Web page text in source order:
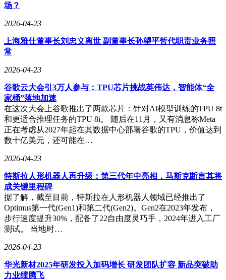
场？
2026-04-23
上海雅仕董事长刘忠义离世 副董事长孙望平暂代职责业务照
常
2026-04-23
谷歌云大会引3万人参与：TPU芯片挑战英伟达，智能体“全
家桶”落地加速
在这次大会上谷歌推出了两款芯片：针对AI模型训练的TPU 8t
和更适合推理任务的TPU 8i。 随后在11月，又有消息称Meta
正在考虑从2027年起在其数据中心部署谷歌的TPU，价值达到
数十亿美元，还可能在…
2026-04-23
特斯拉人形机器人再升级：第三代年中亮相，马斯克断言其将
成关键里程碑
据了解，截至目前，特斯拉在人形机器人领域已经推出了
Optimus第一代(Gen1)和第二代(Gen2)。Gen2在2023年发布，
步行速度提升30%，配备了22自由度灵巧手，2024年进入工厂
测试。 当地时…
2026-04-23
华光新材2025年研发投入加码增长 研发团队扩容 新品突破助
力业绩腾飞